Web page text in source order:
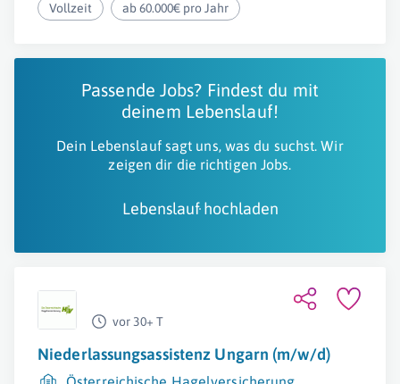
Vollzeit ab 60.000€ pro Jahr
Passende Jobs? Findest du mit
deinem Lebenslauf!
Dein Lebenslauf sagt uns, was du suchst. Wir
zeigen dir die richtigen Jobs.
Lebenslauf hochladen
vor 30+ T
Niederlassungsassistenz Ungarn (m/w/d)